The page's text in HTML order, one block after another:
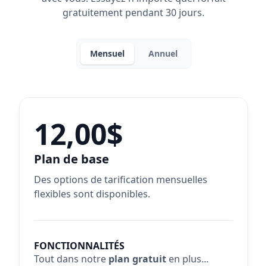
gratuitement pendant 30 jours.
Mensuel Annuel
Plan de base
Des options de tarification mensuelles
flexibles sont disponibles.
12,00$
FONCTIONNALITÉS
Tout dans notre plan gratuit en plus...